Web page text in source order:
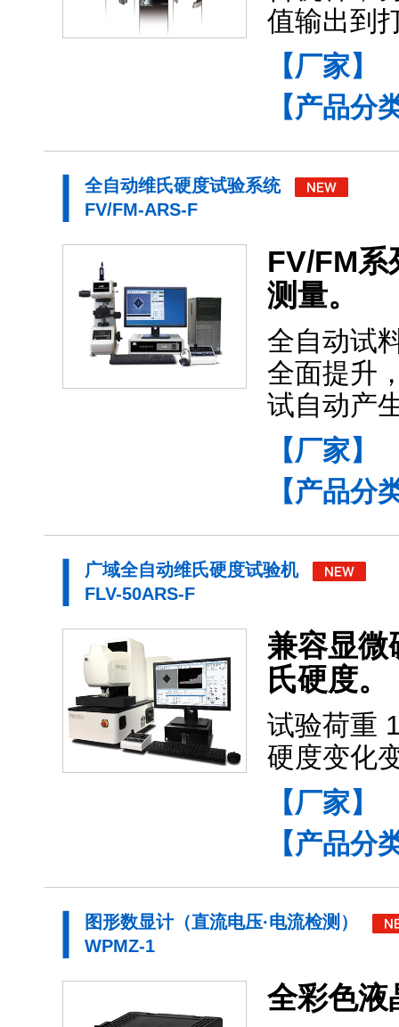
值输出到
【厂家】
【产品分
全自动维氏硬度试验系统
FV/FM-ARS-F
FV/FM系
测量。
全自动试
全面提升
试自动产
【厂家】
【产品分
广域全自动维氏硬度试验机
FLV-50ARS-F
兼容显微
氏硬度。
试验荷重
硬度变化
【厂家】
【产品分
图形数显计（直流电压·电流检测）
WPMZ-1
全彩色液